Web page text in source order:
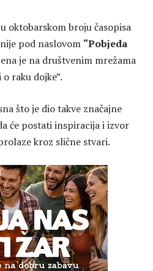
oktobarskom broju časopisa
pod naslovom “Pobjeda
je na društvenim mrežama
raku dojke”.
što je dio takve značajne
će postati inspiracija i izvor
kroz slične stvari.